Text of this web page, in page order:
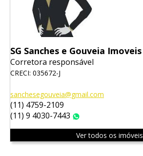
SG Sanches e Gouveia Imoveis
Corretora responsável
CRECI: 035672-J
sanchesegouveia@gmail.com
(11) 4759-2109
(11) 9 4030-7443
Ver todos os imóveis